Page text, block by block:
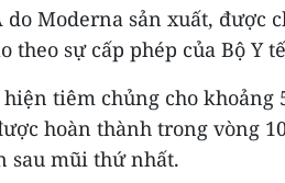
Moderna sản xuất, được
theo sự cấp phép của Bộ Y
tiêm chủng cho khoảng
hoàn thành trong vòng
sau mũi thứ nhất.